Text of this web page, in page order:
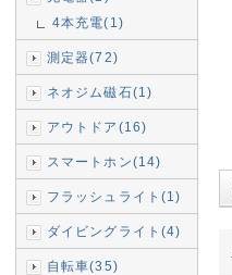
4本充電(1)
測定器(72)
ネオジム磁石(1)
アウトドア(16)
スマートホン(14)
フラッシュライト(1)
ダイビングライト(4)
自転車(35)